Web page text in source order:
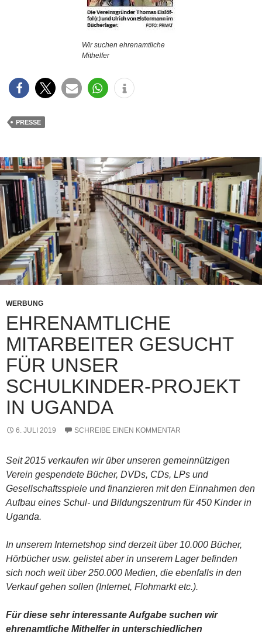
Wir suchen ehrenamtliche
Mithelfer
PRESSE
WERBUNG
EHRENAMTLICHE
MITARBEITER GESUCHT
FÜR UNSER
SCHULKINDER-PROJEKT
IN UGANDA
6. JULI 2019 SCHREIBE EINEN KOMMENTAR
Seit 2015 verkaufen wir über unseren gemeinnützigen
Verein gespendete Bücher, DVDs, CDs, LPs und
Gesellschaftsspiele und finanzieren mit den Einnahmen den
Aufbau eines Schul- und Bildungszentrum für 450 Kinder in
Uganda.
In unserem Internetshop sind derzeit über 10.000 Bücher,
Hörbücher usw. gelistet aber in unserem Lager befinden
sich noch weit über 250.000 Medien, die ebenfalls in den
Verkauf gehen sollen (Internet, Flohmarkt etc.).
Für diese sehr interessante Aufgabe suchen wir
ehrenamtliche Mithelfer in unterschiedlichen